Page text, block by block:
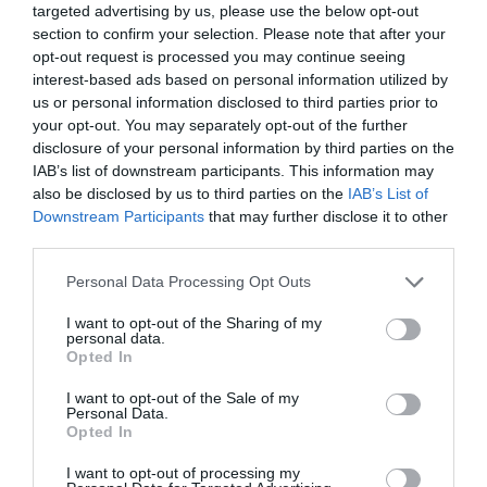
targeted advertising by us, please use the below opt-out
section to confirm your selection. Please note that after your
opt-out request is processed you may continue seeing
interest-based ads based on personal information utilized by
us or personal information disclosed to third parties prior to
your opt-out. You may separately opt-out of the further
disclosure of your personal information by third parties on the
IAB’s list of downstream participants. This information may
also be disclosed by us to third parties on the IAB’s List of
Downstream Participants that may further disclose it to other
Personal Data Processing Opt Outs
I want to opt-out of the Sharing of my
personal data.
Opted In
I want to opt-out of the Sale of my
Personal Data.
Opted In
I want to opt-out of processing my
administrar en la fase aguda:
1) La trombólisis: se trata de administrar un
medicamento para deshacer el trombo.
2) La trombectomía mecánica: se trata de una
intervención reservada para los trombos más
hasta el trombo y extraerlo.
A pesar de que los dos tratamientos son eficaces
presentan algunas contraindicaciones. Además,
su eficacia depende del tiempo de evolución.
¡Cada minuto cuenta!